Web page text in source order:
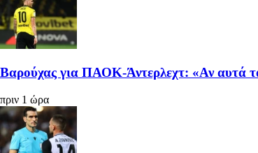
Βαρούχας για ΠΑΟΚ-Άντερλεχτ: «Αν αυτά τα
πριν 1 ώρα